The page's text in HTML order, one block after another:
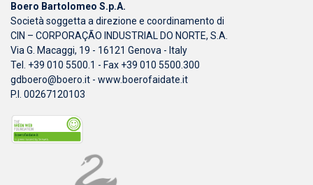
Boero Bartolomeo S.p.A.
Società soggetta a direzione e coordinamento di
CIN – CORPORAÇÃO INDUSTRIAL DO NORTE, S.A.
Via G. Macaggi, 19 - 16121 Genova - Italy
Tel. +39 010 5500.1 - Fax +39 010 5500.300
gdboero@boero.it - www.boerofaidate.it
P.I. 00267120103